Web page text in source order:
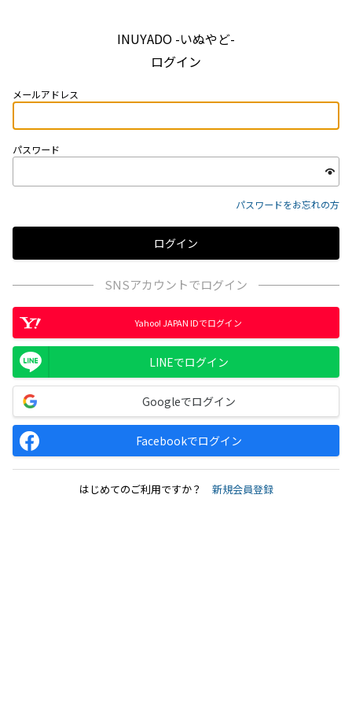
INUYADO -いぬやど-
ログイン
メールアドレス
パスワード
パスワードをお忘れの方
SNSアカウントでログイン
Yahoo! JAPAN IDでログイン
LINEでログイン
Googleでログイン
Facebookでログイン
はじめてのご利用ですか？ 新規会員登録